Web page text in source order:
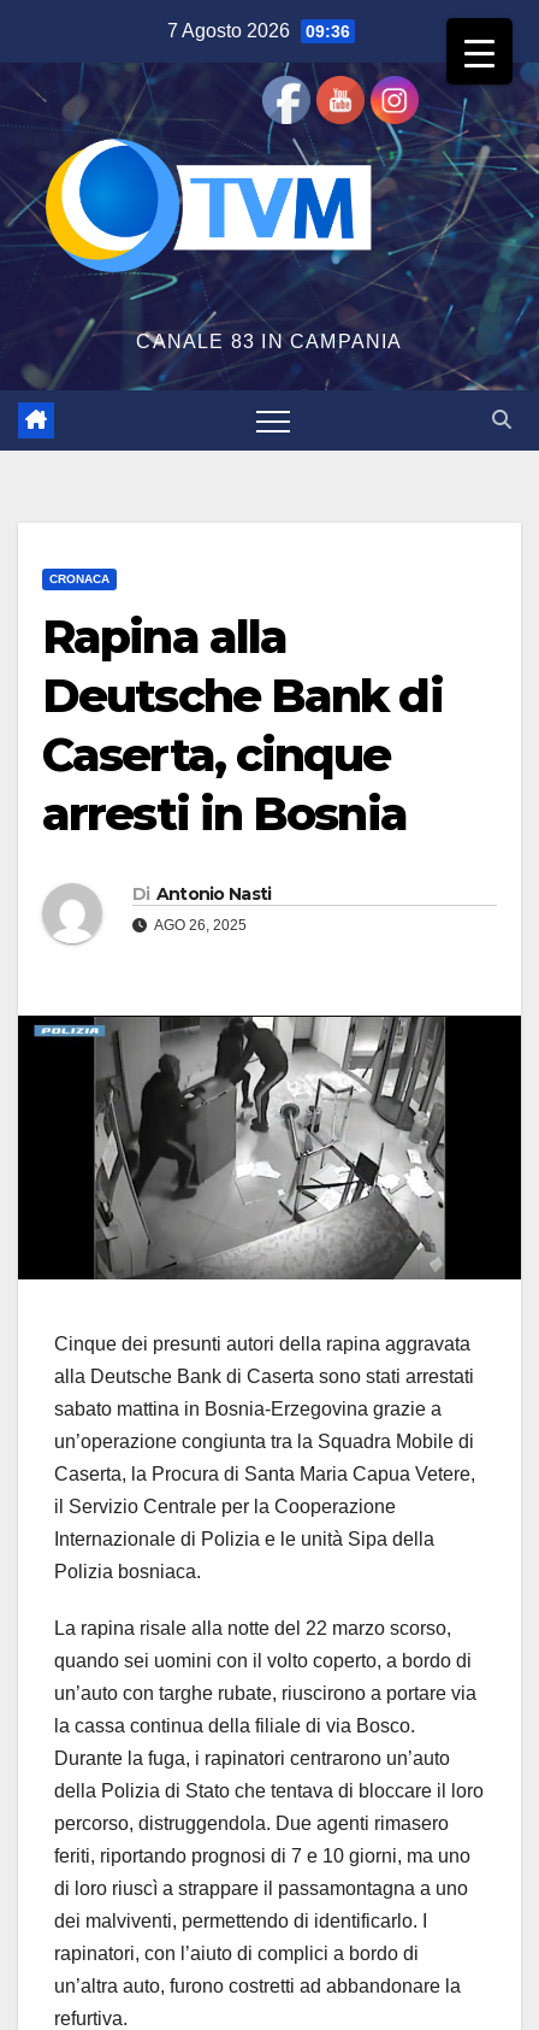
contenuto
7 Agosto 2026 09:36
CANALE 83 IN CAMPANIA
CRONACA
Rapina alla
Deutsche Bank di
Caserta, cinque
arresti in Bosnia
Di Antonio Nasti
AGO 26, 2025
Cinque dei presunti autori della rapina aggravata
alla Deutsche Bank di Caserta sono stati arrestati
sabato mattina in Bosnia-Erzegovina grazie a
un’operazione congiunta tra la Squadra Mobile di
Caserta, la Procura di Santa Maria Capua Vetere,
il Servizio Centrale per la Cooperazione
Internazionale di Polizia e le unità Sipa della
Polizia bosniaca.
La rapina risale alla notte del 22 marzo scorso,
quando sei uomini con il volto coperto, a bordo di
un’auto con targhe rubate, riuscirono a portare via
la cassa continua della filiale di via Bosco.
Durante la fuga, i rapinatori centrarono un’auto
della Polizia di Stato che tentava di bloccare il loro
percorso, distruggendola. Due agenti rimasero
feriti, riportando prognosi di 7 e 10 giorni, ma uno
di loro riuscì a strappare il passamontagna a uno
dei malviventi, permettendo di identificarlo. I
rapinatori, con l’aiuto di complici a bordo di
un’altra auto, furono costretti ad abbandonare la
refurtiva.